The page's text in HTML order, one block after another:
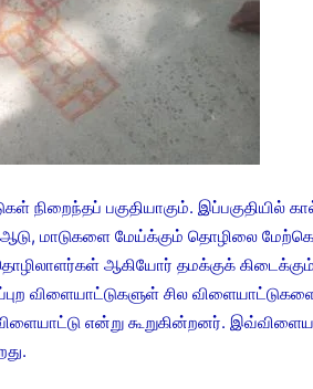
பகுதியாகும். இப்பகுதியில்
ஆடு, மாடுகளை மேய்க்கும் தொழிலை
ஆகியோர் தமக்குக்
விளையாட்டுகளுள் சில
என்று கூறுகின்றனர்.